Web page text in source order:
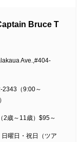
Bruce T
Ave.,#404-
（9:00～
2歳～11歳）$95～
曜日・祝日（ツア